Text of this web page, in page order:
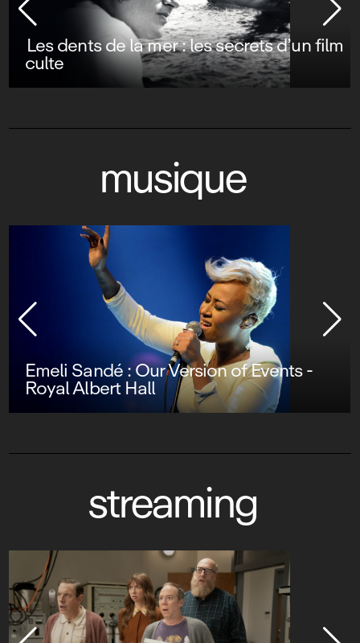
Les dents de la mer : les secrets d’un film
culte
musique
Emeli Sandé : Our Version of Events -
Royal Albert Hall
streaming